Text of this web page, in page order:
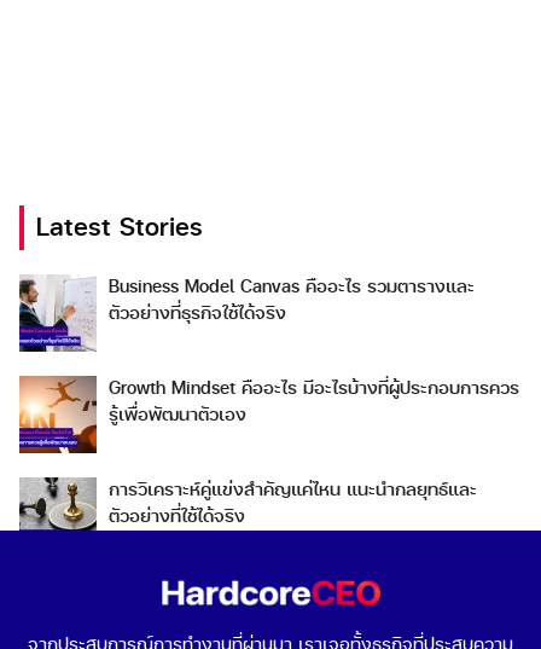
Search
for:
Search
Latest Stories
Business Model Canvas คืออะไร รวมตารางและ
ตัวอย่างที่ธุรกิจใช้ได้จริง
Growth Mindset คืออะไร มีอะไรบ้างที่ผู้ประกอบการควร
รู้เพื่อพัฒนาตัวเอง
การวิเคราะห์คู่แข่งสำคัญแค่ไหน แนะนำกลยุทธ์และ
ตัวอย่างที่ใช้ได้จริง
Go To Market คืออะไร เลือกกลยุทธ์การเข้าสู่ตลาดต่าง